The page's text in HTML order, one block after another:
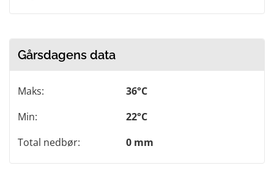
Gårsdagens data
Maks:
36°C
Min:
22°C
Total nedbør:
0 mm